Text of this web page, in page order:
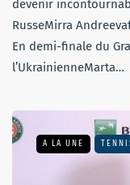
devenir
RusseMirra
En demi-finale du
l’UkrainienneMarta…
A LA UNE